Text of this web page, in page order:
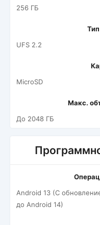
256 ГБ
UFS 2.2
MicroSD
Макс.
До 2048 ГБ
Android 13 (С
до Android 14)